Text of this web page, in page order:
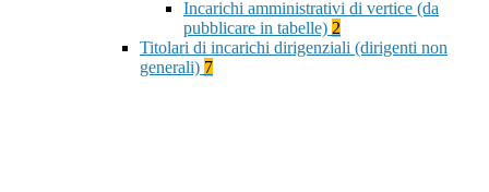
Incarichi amministrativi di vertice (da
pubblicare in tabelle) 2
Titolari di incarichi dirigenziali (dirigenti non
generali) 7